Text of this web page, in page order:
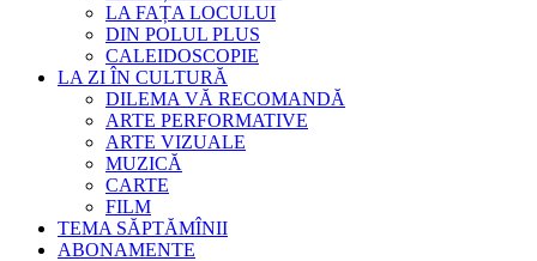
LA FAȚA LOCULUI
DIN POLUL PLUS
CALEIDOSCOPIE
LA ZI ÎN CULTURĂ
DILEMA VĂ RECOMANDĂ
ARTE PERFORMATIVE
ARTE VIZUALE
MUZICĂ
CARTE
FILM
TEMA SĂPTĂMÎNII
ABONAMENTE